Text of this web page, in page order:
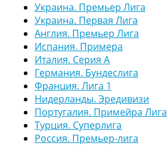
Украина. Премьер Лига
Украина. Первая Лига
Англия. Премьер Лига
Испания. Примера
Италия. Серия А
Германия. Бундеслига
Франция. Лига 1
Нидерланды. Эредивизи
Португалия. Примейра Лига
Турция. Суперлига
Россия. Премьер-лига